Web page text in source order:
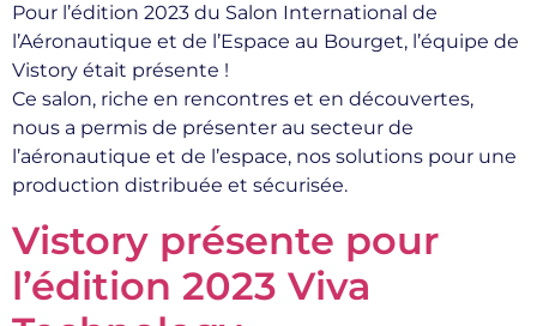
Pour l’édition 2023 du Salon International de
l’Aéronautique et de l’Espace au Bourget, l’équipe de
Vistory était présente !
Ce salon, riche en rencontres et en découvertes,
nous a permis de présenter au secteur de
l’aéronautique et de l’espace, nos solutions pour une
production distribuée et sécurisée.
Vistory présente pour
l’édition 2023 Viva